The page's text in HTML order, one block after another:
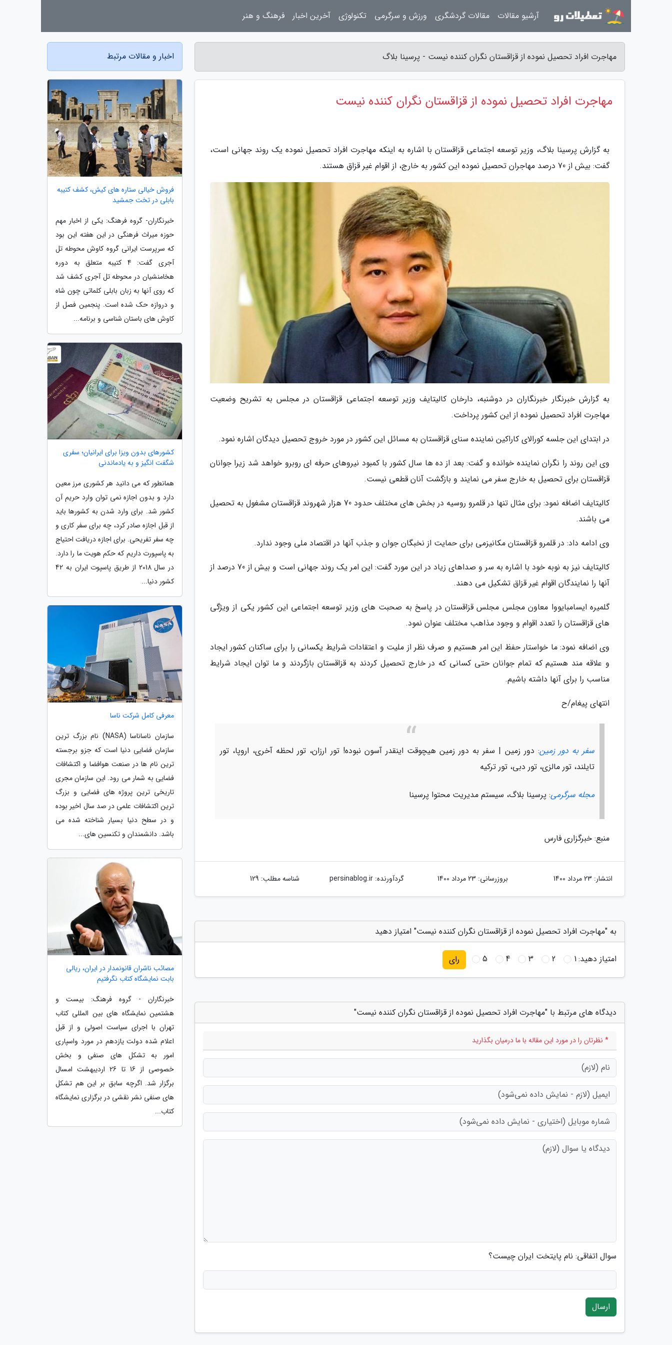
مهاجرت افراد تحصیل نموده از قزاقستان نگران کننده نیست - پرسینا بلاگ
مهاجرت افراد تحصیل نموده از قزاقستان نگران کننده نیست
به گزارش پرسینا بلاگ، وزیر توسعه اجتماعی قزاقستان با اشاره به اینکه مهاجرت افراد تحصیل نموده یک روند جهانی است،
گفت: بیش از 70 درصد مهاجران تحصیل نموده این کشور به خارج، از اقوام غیر قزاق هستند.
به گزارش خبرنگار خبرنگاران در دوشنبه، دارخان کالیتایف وزیر توسعه اجتماعی قزاقستان در مجلس به تشریح وضعیت
مهاجرت افراد تحصیل نموده از این کشور پرداخت.
در ابتدای این جلسه کورالای کاراکین نماینده سنای قزاقستان به مسائل این کشور در مورد خروج تحصیل دیدگان اشاره نمود.
وی این روند را نگران نماینده خوانده و گفت: بعد از ده ها سال کشور با کمبود نیروهای حرفه ای روبرو خواهد شد زیرا جوانان
قزاقستان برای تحصیل به خارج سفر می نمایند و بازگشت آنان قطعی نیست.
کالیتایف اضافه نمود: برای مثال تنها در قلمرو روسیه در بخش های مختلف حدود 70 هزار شهروند قزاقستان مشغول به تحصیل
می باشند.
وی ادامه داد: در قلمرو قزاقستان مکانیزمی برای حمایت از نخبگان جوان و جذب آنها در اقتصاد ملی وجود ندارد.
کالیتایف نیز به نوبه خود با اشاره به سر و صداهای زیاد در این مورد گفت: این امر یک روند جهانی است و بیش از 70 درصد از
آنها را نمایندگان اقوام غیر قزاق تشکیل می دهند.
گلمیره ایسامبایووا معاون مجلس مجلس قزاقستان در پاسخ به صحبت های وزیر توسعه اجتماعی این کشور یکی از ویژگی
های قزاقستان را تعدد اقوام و وجود مذاهب مختلف عنوان نمود.
وی اضافه نمود: ما خواستار حفظ این امر هستیم و صرف نظر از ملیت و اعتقادات شرایط یکسانی را برای ساکنان کشور ایجاد
و علاقه مند هستیم که تمام جوانان حتی کسانی که در خارج تحصیل کردند به قزاقستان بازگردند و ما توان ایجاد شرایط
مناسب را برای آنها داشته باشیم.
انتهای پیغام/ح
سفر به دور زمین: دور زمین | سفر به دور زمین هیچوقت اینقدر آسون نبوده! تور ارزان، تور لحظه آخری، اروپا، تور
تایلند، تور مالزی، تور دبی، تور ترکیه
مجله سرگرمی: پرسینا بلاگ، سیستم مدیریت محتوا پرسینا
منبع: خبرگزاری فارس
انتشار: 23 مرداد 1400 بروزرسانی: 23 مرداد 1400 گردآورنده:persinablog.ir شناسه مطلب: 129
به "مهاجرت افراد تحصیل نموده از قزاقستان نگران کننده نیست" امتیاز دهید
امتیاز دهید:1
2
3
4
5 رای
دیدگاه های مرتبط با "مهاجرت افراد تحصیل نموده از قزاقستان نگران کننده نیست"
* نظرتان را در مورد این مقاله با ما درمیان بگذارید
سوال اتفاقی: نام پایتخت ایران چیست؟
ارسال
اخبار و مقالات مرتبط
فروش خیالی ستاره های کیش، کشف کتیبه
بابلی در تخت جمشید
خبرنگاران- گروه فرهنگ: یکی از اخبار مهم
حوزه میراث فرهنگی در این هفته این بود
که سرپرست ایرانی گروه کاوش محوطه تل
آجری گفت: 4 کتیبه متعلق به دوره
هخامنشیان در محوطه تل آجری کشف شد
که روی آنها به زبان بابلی کلماتی چون شاه
و دروازه حک شده است. پنجمین فصل از
کاوش های باستان شناسی و برنامه...
کشورهای بدون ویزا برای ایرانیان؛ سفری
شگفت انگیز و به یادماندنی
همانطور که می دانید هر کشوری مرز معین
دارد و بدون اجازه نمی توان وارد حریم آن
کشور شد. برای وارد شدن به کشورها باید
از قبل اجازه صادر کرد، چه برای سفر کاری و
چه سفر تفریحی. برای اجازه دریافت احتیاج
به پاسپورت داریم که حکم هویت ما را دارد.
در سال 2018 از طریق پاسپوت ایران به 42
کشور دنیا...
معرفی کامل شرکت ناسا
سازمان ناساناسا (NASA) نام بزرگ ترین
سازمان فضایی دنیا است که جزو برجسته
ترین نام ها در صنعت هوافضا و اکتشافات
فضایی به شمار می رود. این سازمان مجری
تاریخی ترین پروژه های فضایی و بزرگ
ترین اکتشافات علمی در صد سال اخیر بوده
و در سطح دنیا بسیار شناخته شده می
باشد. دانشمندان و تکنسین های...
مصائب ناشران قانونمدار در ایران، ریالی
بابت نمایشگاه کتاب نگرفتیم
خبرنگاران - گروه فرهنگ: بیست و
هشتمین نمایشگاه های بین المللی کتاب
تهران با اجرای سیاست اصولی و از قبل
اعلام شده دولت یازدهم در مورد واسپاری
امور به تشکل های صنفی و بخش
خصوصی از 16 تا 26 اردیبهشت امسال
برگزار شد. اگرچه سابق بر این هم تشکل
های صنفی نشر نقشی در برگزاری نمایشگاه
کتاب...
آرشیو مقالات مقالات گردشگری ورزش و سرگرمی تکنولوژی آخرین اخبار فرهنگ و هنر